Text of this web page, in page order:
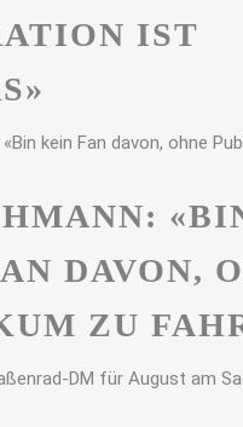
IST
DAVON,
ZU